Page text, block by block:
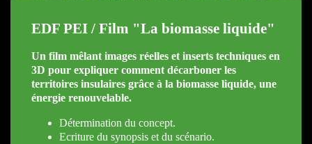
EDF PEI / Film "La biomasse liquide"
Un film mêlant images réelles et inserts techniques en
3D pour expliquer comment décarboner les
territoires insulaires grâce à la biomasse liquide, une
énergie renouvelable.
Détermination du concept.
Ecriture du synopsis et du scénario.